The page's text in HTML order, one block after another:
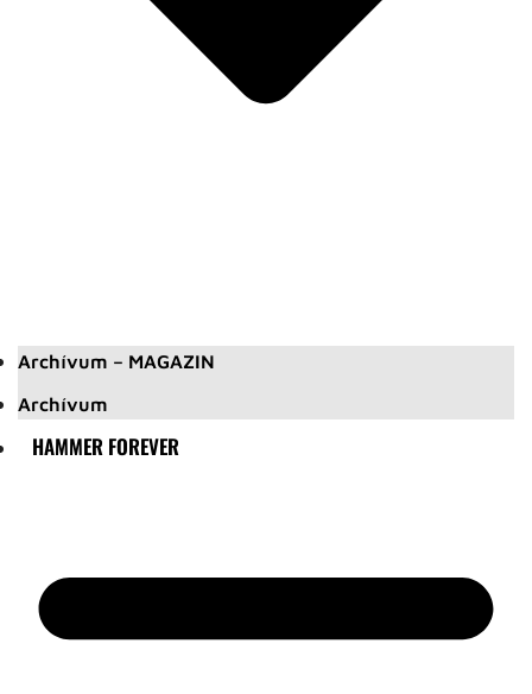
Archívum – MAGAZIN
Archívum
HAMMER FOREVER